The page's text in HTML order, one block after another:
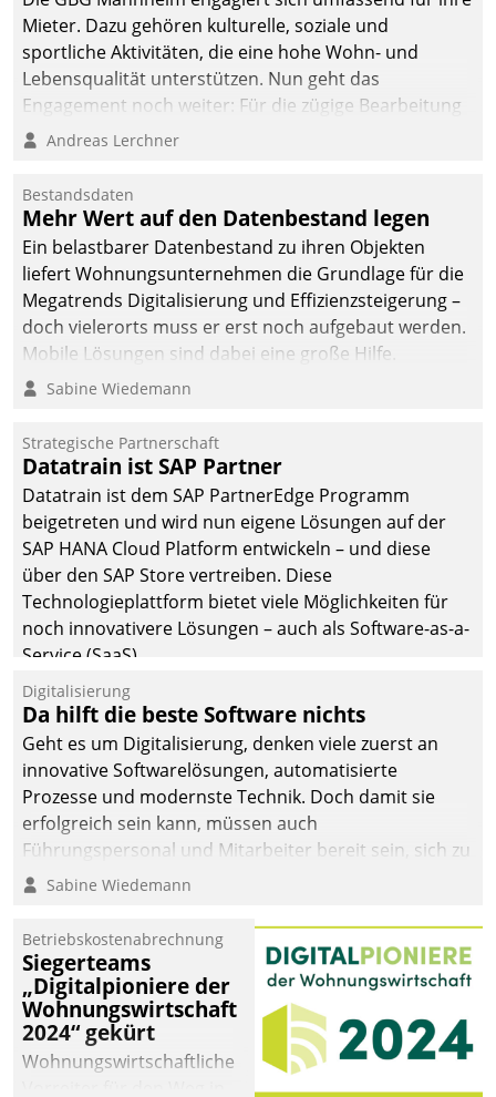
gerüstet.
Mieter. Dazu gehören kulturelle, soziale und
sportliche Aktivitäten, die eine hohe Wohn- und
Lebensqualität unterstützen. Nun geht das
Engagement noch weiter: Für die zügige Bearbeitung
von Beschwerden – oder Lob – richtet das
und Beschwerde-Management einen eigenen Kanal
ein.
Andreas Lerchner
Bestandsdaten
Mehr Wert auf den Datenbestand legen
Ein belastbarer Datenbestand zu ihren Objekten
liefert Wohnungsunternehmen die Grundlage für die
Megatrends Digitalisierung und Effizienzsteigerung –
doch vielerorts muss er erst noch aufgebaut werden.
Mobile Lösungen sind dabei eine große Hilfe.
Sabine Wiedemann
Strategische Partnerschaft
Datatrain ist SAP Partner
Datatrain ist dem SAP PartnerEdge Programm
beigetreten und wird nun eigene Lösungen auf der
SAP HANA Cloud Platform entwickeln – und diese
über den SAP Store vertreiben. Diese
Technologieplattform bietet viele Möglichkeiten für
noch innovativere Lösungen – auch als Software-as-a-
Service (SaaS).
Digitalisierung
Da hilft die beste Software nichts
Geht es um Digitalisierung, denken viele zuerst an
innovative Softwarelösungen, automatisierte
Prozesse und modernste Technik. Doch damit sie
erfolgreich sein kann, müssen auch
Führungspersonal und Mitarbeiter bereit sein, sich zu
verändern und anzupassen, sonst werden sie an ihr
Sabine Wiedemann
Betriebskostenabrechnung
Siegerteams
„Digitalpioniere der
Wohnungswirtschaft
2024“ gekürt
Wohnungswirtschaftliche